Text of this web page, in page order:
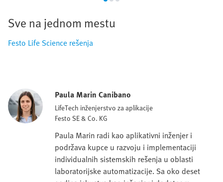
Sve na jednom mestu
Festo Life Science rešenja
Paula Marin Canibano
LifeTech inženjerstvo za aplikacije
Festo SE & Co. KG
Paula Marin radi kao aplikativni inženjer i
podržava kupce u razvoju i implementaciji
individualnih sistemskih rešenja u oblasti
laboratorijske automatizacije. Sa oko deset